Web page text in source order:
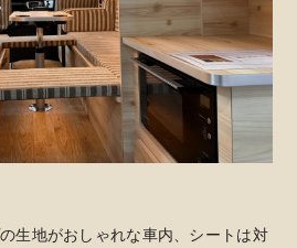
生地がおしゃれな車内、シートは対